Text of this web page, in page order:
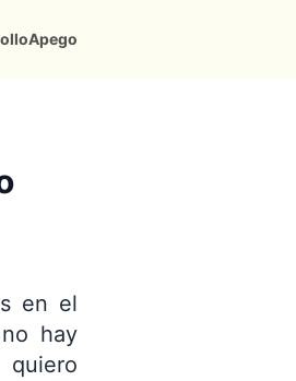
Apego
en el
hay
quiero